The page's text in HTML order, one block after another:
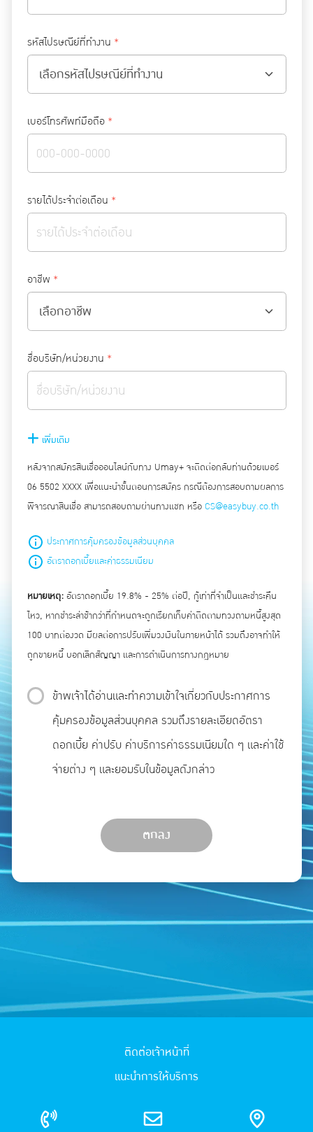
รหัสไปรษณีย์ที่ทำงาน *
เบอร์โทรศัพท์มือถือ*
รายได้ประจำต่อเดือน *
อาชีพ *
ชื่อบริษัท/หน่วยงาน *
เพิ่มเติม
หลังจากสมัครสินเชื่อออนไลน์กับทาง Umay+ จะติดต่อกลับท่านด้วยเบอร์
06 5502 XXXX เพื่อแนะนำขั้นตอนการสมัคร กรณีต้องการสอบถามผลการ
พิจารณาสินเชื่อ สามารถสอบถามผ่านทางแชท หรือCS@easybuy.co.th
ประกาศการคุ้มครองข้อมูลส่วนบุคคล
อัตราดอกเบี้ยและค่าธรรมเนียม
หมายเหตุ:อัตราดอกเบี้ย 19.8% - 25% ต่อปี, กู้เท่าที่จำเป็นและชำระคืน
ไหว, หากชำระล่าช้ากว่าที่กำหนดจะถูกเรียกเก็บค่าติดตามทวงถามหนี้สูงสุด
100 บาทต่องวด มีผลต่อการปรับเพิ่มวงเงินในภายหน้าได้ รวมถึงอาจทำให้
ถูกขายหนี้ บอกเลิกสัญญา และการดำเนินการทางกฎหมาย
ข้าพเจ้าได้อ่านและทำความเข้าใจเกี่ยวกับประกาศการ
คุ้มครองข้อมูลส่วนบุคคล รวมถึงรายละเอียดอัตรา
ดอกเบี้ย ค่าปรับ ค่าบริการค่าธรรมเนียมใด ๆ และค่าใช้
จ่ายต่าง ๆ และยอมรับในข้อมูลดังกล่าว
ตกลง
ติดต่อเจ้าหน้าที่
แนะนำการให้บริการ